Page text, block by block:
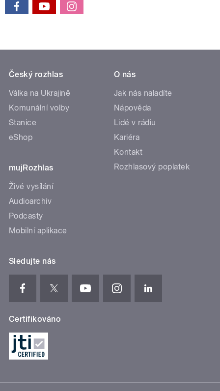
Český rozhlas
Válka na Ukrajině
Komunální volby
Stanice
eShop
mujRozhlas
Živé vysílání
Audioarchiv
Podcasty
Mobilní aplikace
O nás
Jak nás naladíte
Nápověda
Lidé v rádiu
Kariéra
Kontakt
Rozhlasový poplatek
Sledujte nás
Certifikováno